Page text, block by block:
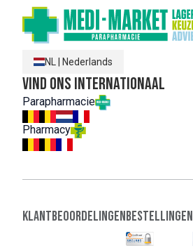
NL Nederlands
Vind ons internationaal
Parapharmacie
Pharmacy
KlantbeoordelingenBestellingen